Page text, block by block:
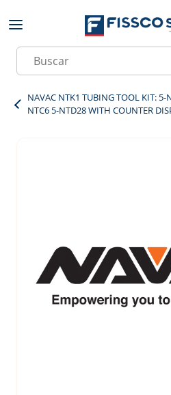
Skip to main content
Site Search
NAVAC NTK1 TUBING TOOL KIT: 5-
NTC6 5-NTD28 WITH COUNTER